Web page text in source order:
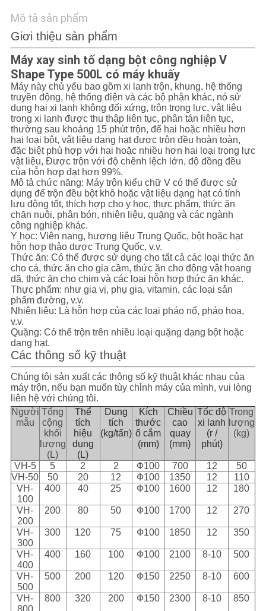
SƠ
ĐỒ
TRANG
WEB
CHÍNH
SÁCH
BẢO
MẬT
Mô tả sản phẩm
Giơi thiệu sản phẩm
Máy xay sinh tố dạng bột công nghiệp V
Shape Type 500L có máy khuấy
Máy này chủ yếu bao gồm xi lanh trộn, khung, hệ thống
truyền động, hệ thống điện và các bộ phận khác, nó sử
dụng hai xi lanh không đối xứng, trộn trọng lực, vật liệu
trong xi lanh được thu thập liên tục, phân tán liên tục,
thường sau khoảng 15 phút trộn, để hai hoặc nhiều hơn
hai loại bột, vật liệu dạng hạt được trộn đều hoàn toàn,
đặc biệt phù hợp với hai hoặc nhiều hơn hai loại trọng lực
vật liệu, Được trộn với độ chênh lệch lớn, độ đồng đều
của hỗn hợp đạt hơn 99%.
Mô tả chức năng: Máy trộn kiểu chữ V có thể được sử
dụng để trộn đều bột khô hoặc vật liệu dạng hạt có tính
lưu động tốt, thích hợp cho y học, thực phẩm, thức ăn
chăn nuôi, phân bón, nhiên liệu, quặng và các ngành
công nghiệp khác.
Y học: Viên nang, hương liệu Trung Quốc, bột hoặc hạt
hỗn hợp thảo dược Trung Quốc, v.v.
Thức ăn: Có thể được sử dụng cho tất cả các loại thức ăn
cho cá, thức ăn cho gia cầm, thức ăn cho động vật hoang
dã, thức ăn cho chim và các loại hỗn hợp thức ăn khác.
Thực phẩm: như gia vị, phụ gia, vitamin, các loại sản
phẩm đường, v.v.
Nhiên liệu: Là hỗn hợp của các loại pháo nổ, pháo hoa,
v.v.
Quặng: Có thể trộn trên nhiều loại quặng dạng bột hoặc
dạng hạt.
Các thông số kỹ thuật
Chúng tôi sản xuất các thông số kỹ thuật khác nhau của
máy trộn, nếu bạn muốn tùy chỉnh máy của mình, vui lòng
liên hệ với chúng tôi.
Người
mẫu
Tổng
cộng
khối
lượng
(L)
Thể
tích
hiệu
dụng
(L)
Dung
tích
(kg/tấn)
Kích
thước
ổ cắm
(mm)
Chiều
cao
quay
(mm)
Tốc độ
xi lanh
(r /
phút)
Trọng
lượng
(kg)
VH-5 5 2 2 Ф100 700 12
50
VH-50
50 20 12 Ф100 1350 12
110
VH-
100
400 40 25 Ф100 1600 12 180
VH-
200
200 80 50 Ф100 1700 12 270
VH-
300
300 120 75 Ф100 1850 12 350
VH-
400
400 160 100 Ф100 2100 8-10 500
VH-
500
500 200 120 Ф150 2250 8-10 600
VH-
800 320 200 Ф150 2300 8-10 850